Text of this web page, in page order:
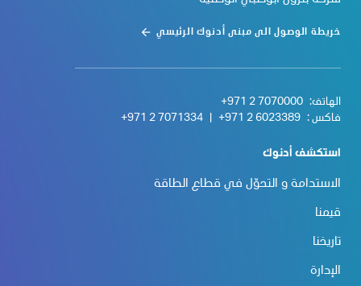
خريطة الوصول الى مبنى أدنوك الرئيسي
الهاتف: +971 2 7070000
فاكس : +971 2 6023389
+971 2 7071334
استكشف أدنوك
الاستدامة و التحوّل في قطاع الطاقة
قيمنا
تاريخنا
الإدارة